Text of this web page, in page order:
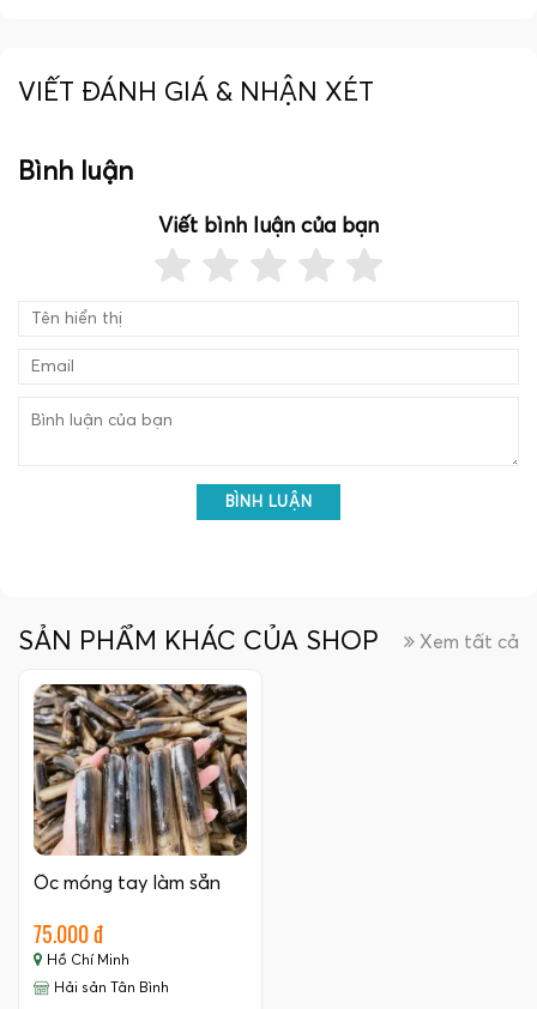
VIẾT ĐÁNH GIÁ & NHẬN XÉT
Bình luận
Viết bình luận của bạn
BÌNH LUẬN
SẢN PHẨM KHÁC CỦA SHOP Xem tất cả
Ốc móng tay làm sẵn
75.000 đ
Hồ Chí Minh
Hải sản Tân Bình